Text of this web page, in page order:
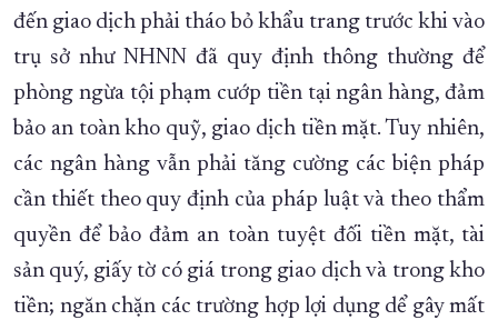
đến giao dịch phải tháo bỏ khẩu trang trước khi vào
trụ sở như NHNN đã quy định thông thường để
phòng ngừa tội phạm cướp tiền tại ngân hàng, đảm
bảo an toàn kho quỹ, giao dịch tiền mặt. Tuy nhiên,
các ngân hàng vẫn phải tăng cường các biện pháp
cần thiết theo quy định của pháp luật và theo thẩm
quyền để bảo đảm an toàn tuyệt đối tiền mặt, tài
sản quý, giấy tờ có giá trong giao dịch và trong kho
tiền; ngăn chặn các trường hợp lợi dụng dể gây mất